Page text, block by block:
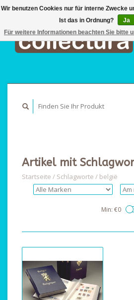
Artikel mit
Startseite / Schlagworte / belgië
Min: €0
Wir benutzen Cookies nur für interne Zwecke
Ist das in Ordnung?
Ja
Für weitere Informationen beachten Sie bitte